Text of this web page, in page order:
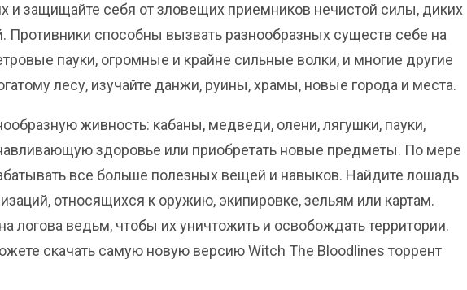
и защищайте себя от зловещих приемников нечистой силы, диких
Противники способны вызвать разнообразных существ себе на
пауки, огромные и крайне сильные волки, и многие другие
лесу, изучайте данжи, руины, храмы, новые города и места.
живность: кабаны, медведи, олени, лягушки, пауки,
здоровье или приобретать новые предметы. По мере
все больше полезных вещей и навыков. Найдите лошадь
относящихся к оружию, экипировке, зельям или картам.
логова ведьм, чтобы их уничтожить и освобождать территории.
скачать самую новую версию Witch The Bloodlines торрент